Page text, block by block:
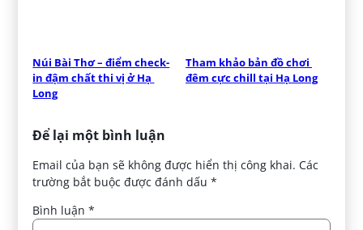
Núi Bài Thơ – điểm check-
in đậm chất thi vị ở Hạ
Long
Tham khảo bản đồ chơi
đêm cực chill tại Hạ Long
Để lại một bình luận
Email của bạn sẽ không được hiển thị công khai. Các
trường bắt buộc được đánh dấu*
Bình luận*